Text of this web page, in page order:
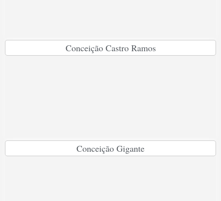
Conceição Castro Ramos
Conceição Gigante